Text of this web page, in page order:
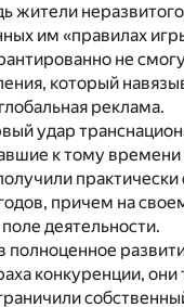
жители
им «правилах
не
который
реклама.
удар
к тому
практически
причем на
деятельности.
полноценное
конкуренции,